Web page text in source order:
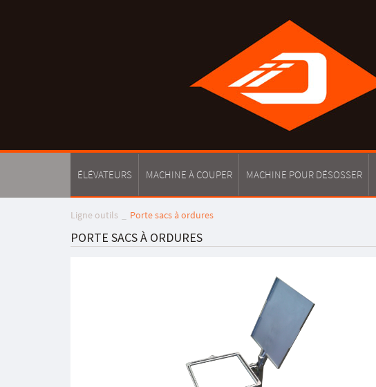
ÉLÉVATEURS MACHINE À COUPER MACHINE POUR DÉSOSSER
Ligne outils Porte sacs à ordures
PORTE SACS À ORDURES